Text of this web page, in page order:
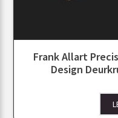
Frank Allart
Design